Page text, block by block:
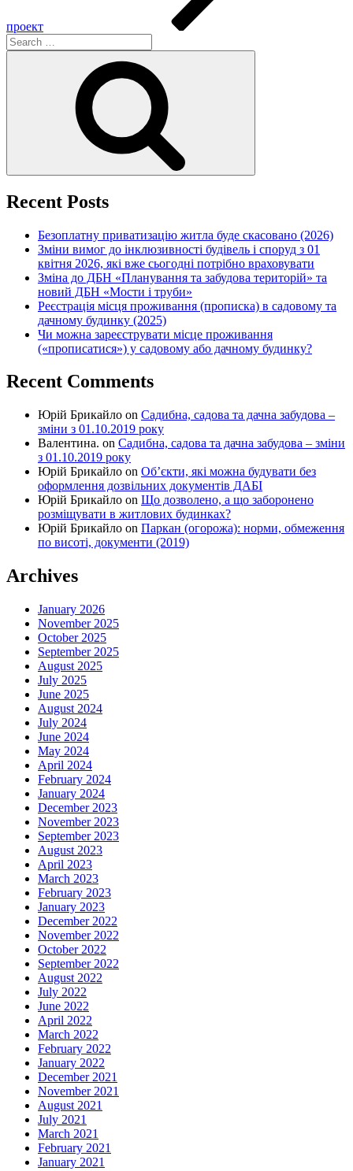
проект
Search
for:
Recent Posts
Безоплатну приватизацію житла буде скасовано (2026)
Зміни вимог до інклюзивності будівель і споруд з 01
квітня 2026, які вже сьогодні потрібно враховувати
Зміна до ДБН «Планування та забудова територій» та
новий ДБН «Мости і труби»
Реєстрація місця проживання (прописка) в садовому та
дачному будинку (2025)
Чи можна зареєструвати місце проживання
(«прописатися») у садовому або дачному будинку?
Recent Comments
Юрій Брикайло on Садибна, садова та дачна забудова –
зміни з 01.10.2019 року
Валентина. on Садибна, садова та дачна забудова – зміни
з 01.10.2019 року
Юрій Брикайло on Об’єкти, які можна будувати без
оформлення дозвільних документів ДАБІ
Юрій Брикайло on Що дозволено, а що заборонено
розміщувати в житлових будинках?
Юрій Брикайло on Паркан (огорожа): норми, обмеження
по висоті, документи (2019)
Archives
January 2026
November 2025
October 2025
September 2025
August 2025
July 2025
June 2025
August 2024
July 2024
June 2024
May 2024
April 2024
February 2024
January 2024
December 2023
November 2023
September 2023
August 2023
April 2023
March 2023
February 2023
January 2023
December 2022
November 2022
October 2022
September 2022
August 2022
July 2022
June 2022
April 2022
March 2022
February 2022
January 2022
December 2021
November 2021
August 2021
July 2021
March 2021
February 2021
January 2021